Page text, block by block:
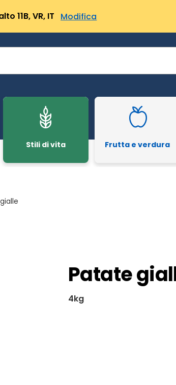
11B, VR, IT Modifica
Stili di vita Frutta e verdura
Patate
4kg